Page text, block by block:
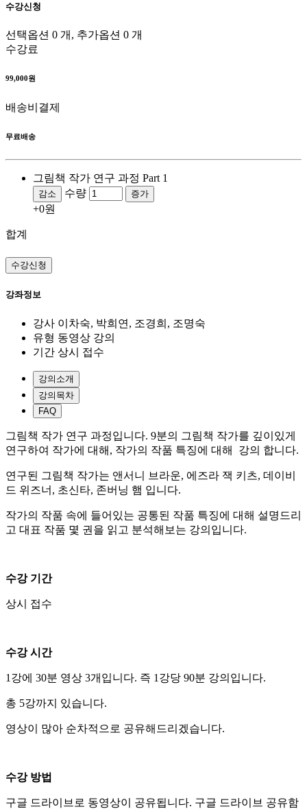
수강신청
선택옵션 0 개, 추가옵션 0 개
수강료
99,000원
배송비결제
무료배송
그림책 작가 연구 과정 Part 1
감소 수량 증가
+0원
합계
수강신청
강좌정보
강사 이차숙, 박희연, 조경희, 조명숙
유형 동영상 강의
기간 상시 접수
강의소개
강의목차
FAQ
그림책 작가 연구 과정입니다. 9분의 그림책 작가를 깊이있게
연구하여 작가에 대해, 작가의 작품 특징에 대해 강의 합니다.
연구된 그림책 작가는 앤서니 브라운, 에즈라 잭 키츠, 데이비
드 위즈너, 초신타, 존버닝 햄 입니다.
작가의 작품 속에 들어있는 공통된 작품 특징에 대해 설명드리
고 대표 작품 몇 권을 읽고 분석해보는 강의입니다.
수강 기간
상시 접수
수강 시간
1강에 30분 영상 3개입니다. 즉 1강당 90분 강의입니다.
총 5강까지 있습니다.
영상이 많아 순차적으로 공유해드리겠습니다.
수강 방법
구글 드라이브로 동영상이 공유됩니다. 구글 드라이브 공유함